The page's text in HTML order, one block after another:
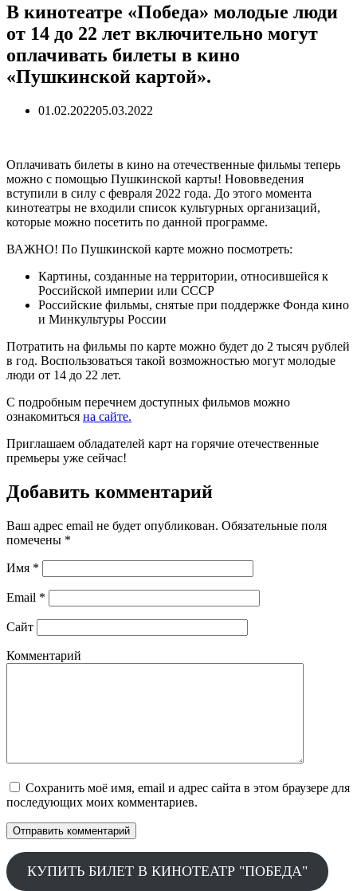
В кинотеатре «Победа» молодые люди
от 14 до 22 лет включительно могут
оплачивать билеты в кино
«Пушкинской картой».
01.02.202205.03.2022
Оплачивать билеты в кино на отечественные фильмы теперь
можно с помощью Пушкинской карты! Нововведения
вступили в силу с февраля 2022 года. До этого момента
кинотеатры не входили список культурных организаций,
которые можно посетить по данной программе.
ВАЖНО! По Пушкинской карте можно посмотреть:
Картины, созданные на территории, относившейся к
Российской империи или СССР
Российские фильмы, снятые при поддержке Фонда кино
и Минкультуры России
Потратить на фильмы по карте можно будет до 2 тысяч рублей
в год. Воспользоваться такой возможностью могут молодые
люди от 14 до 22 лет.
С подробным перечнем доступных фильмов можно
ознакомиться на сайте.
Приглашаем обладателей карт на горячие отечественные
премьеры уже сейчас!
Добавить комментарий
Ваш адрес email не будет опубликован. Обязательные поля
помечены *
Имя *
Email *
Сайт
Комментарий
Сохранить моё имя, email и адрес сайта в этом браузере для
последующих моих комментариев.
КУПИТЬ БИЛЕТ В КИНОТЕАТР "ПОБЕДА"